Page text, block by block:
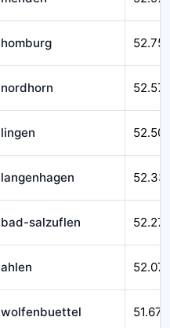
homburg
nordhorn
lingen
langenhagen
bad-salzuflen
ahlen
wolfenbuettel 51.670